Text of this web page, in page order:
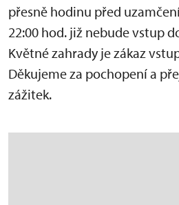
přesně hodinu před
22:00 hod. již nebude vstup
Květné zahrady je zákaz
Děkujeme za pochopení a
zážitek.